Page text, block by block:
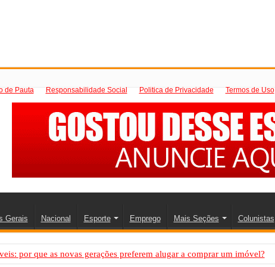
de Pauta Responsabilidade Social Politica de Privacidade Termos de Uso
Gerais Nacional Esporte Emprego Mais Seções Colunistas
por que as novas gerações preferem alugar a comprar um imóvel?